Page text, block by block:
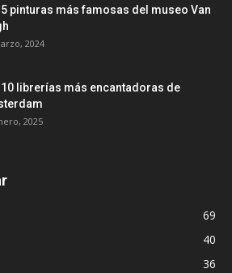
5 pinturas más famosas del museo Van
2024
10 librerías más encantadoras de
2025
69
40
36